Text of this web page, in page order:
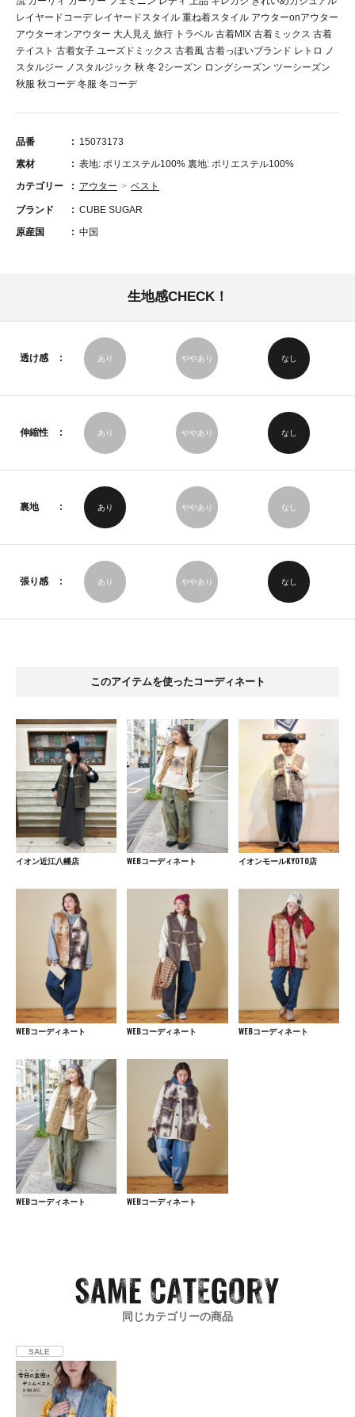
レイヤードコーデ レイヤードスタイル 重ね着スタイル アウターonアウター
アウターオンアウター 大人見え 旅行 トラベル 古着MIX 古着ミックス 古着
テイスト 古着女子 ユーズドミックス 古着風 古着っぽいブランド レトロ ノ
スタルジー ノスタルジック 秋 冬 2シーズン ロングシーズン ツーシーズン
秋服 秋コーデ 冬服 冬コーデ
品番
15073173
素材
表地: ポリエステル100% 裏地: ポリエステル100%
カテゴリー
アウター ベスト
ブランド
CUBE SUGAR
原産国
中国
生地感CHECK！
透け感 あり ややあり なし
伸縮性 あり ややあり なし
裏地 あり ややあり なし
張り感 あり ややあり なし
このアイテムを使ったコーディネート
イオン近江八幡店 WEBコーディネート イオンモールKYOTO店
WEBコーディネート WEBコーディネート WEBコーディネート
WEBコーディネート WEBコーディネート
同じカテゴリーの商品
SALE